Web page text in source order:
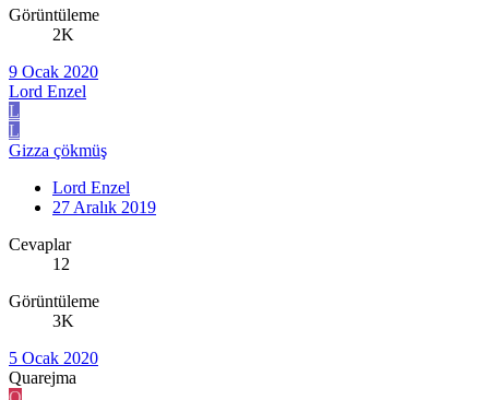
Görüntüleme
2K
9 Ocak 2020
Lord Enzel
L
L
Gizza çökmüş
Lord Enzel
27 Aralık 2019
Cevaplar
12
Görüntüleme
3K
5 Ocak 2020
Quarejma